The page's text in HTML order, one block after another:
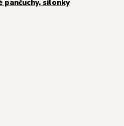
pančuchy, silonky